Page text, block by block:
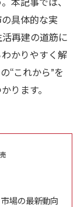
具体的な実
再建の道筋に
かりやすく解
“これから”を
ります。
場の最新動向